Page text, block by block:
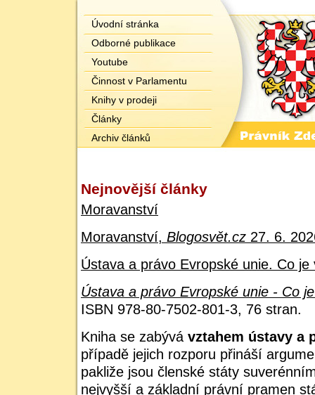
Úvodní stránka
Odborné publikace
Youtube
Činnost v Parlamentu
Knihy v prodeji
Články
Archiv článků
Nejnovější články
Moravanství
Moravanství, Blogosvět.cz 27. 6.
Ústava a právo Evropské unie. Co je
Ústava a právo Evropské unie - Co
ISBN 978-80-7502-801-3, 76 stran.
Kniha se zabývá vztahem ústavy a
případě jejich rozporu přináší
pakliže jsou členské státy
nejvyšší a základní právní pramen